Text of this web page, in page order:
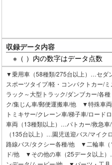
収録データ内容
※（ ）内の数字はデータ点数
▼乗用車（58種類/275台以上）…セダ
スポーツタイプ/軽・コンパクトカー
ラック～大型トラック/ダンブカー/各
ク/集じん車/郵便運搬車/他 ▼特殊車
トミキサー/クレーン車/梯子車/ロー
車両（13種類以上）…パトカー/救急
（135台以上）…園児送迎バス/マイク
路線バス/タクシー各種/他 ▼二輪車（
ド/他 ▼その他の車（25データ以上）